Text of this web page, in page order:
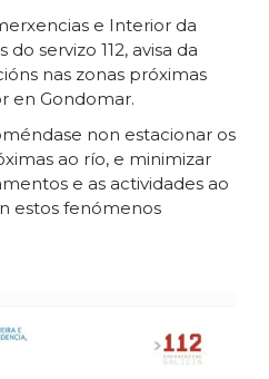
e Interior da
servizo 112, avisa da
nas zonas próximas
en Gondomar.
non estacionar os
ao río, e minimizar
e as actividades ao
estos fenómenos